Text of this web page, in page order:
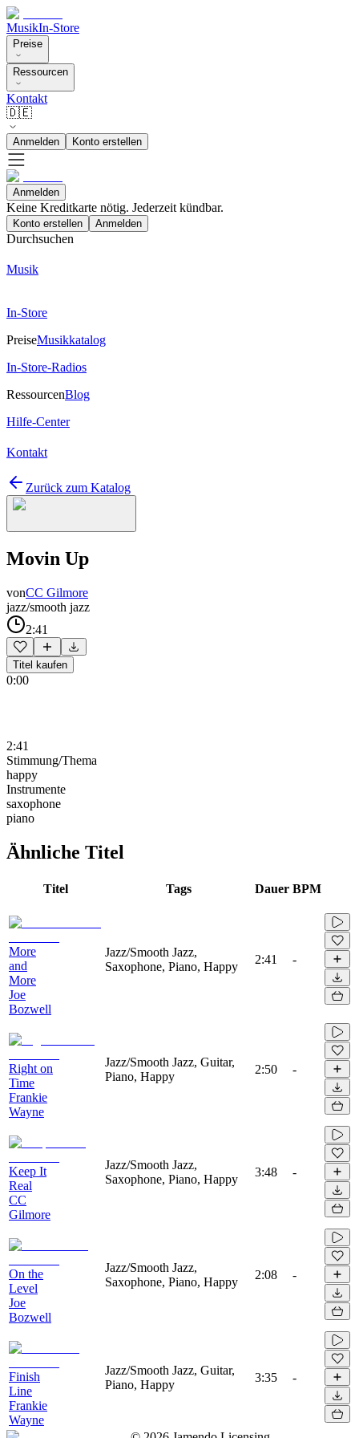
MusikIn-Store
Preise
Ressourcen
Kontakt
🇩🇪
Anmelden Konto erstellen
Anmelden
Keine Kreditkarte nötig. Jederzeit kündbar.
Konto erstellen Anmelden
Durchsuchen
Musik
In-Store
PreiseMusikkatalog
In-Store-Radios
RessourcenBlog
Hilfe-Center
Kontakt
Zurück zum Katalog
Movin Up
vonCC Gilmore
jazz/smooth jazz
2:41
Titel kaufen
0:00
2:41
Stimmung/Thema
happy
Instrumente
saxophone
piano
Ähnliche Titel
Titel Tags Dauer BPM
More
and
More
Joe
Bozwell
Jazz/Smooth Jazz,
Saxophone, Piano, Happy
2:41 -
Right on
Time
Frankie
Wayne
Jazz/Smooth Jazz, Guitar,
Piano, Happy
2:50 -
Keep It
Real
CC
Gilmore
Jazz/Smooth Jazz,
Saxophone, Piano, Happy
3:48 -
On the
Level
Joe
Bozwell
Jazz/Smooth Jazz,
Saxophone, Piano, Happy
2:08 -
Finish
Line
Frankie
Wayne
Jazz/Smooth Jazz, Guitar,
Piano, Happy
3:35 -